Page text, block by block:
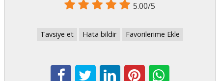
5.00/5
Tavsiye et Hata bildir Favorilerime Ekle